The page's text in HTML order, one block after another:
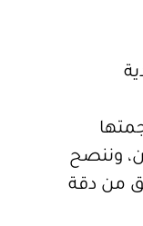
وننصح
من دقة